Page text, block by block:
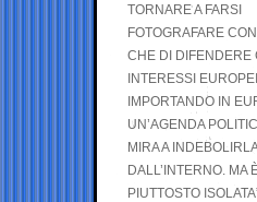
TORNARE A FARSI
FOTOGRAFARE
CHE DI DIFENDERE
INTERESSI
IMPORTANDO IN
UN’AGENDA
MIRA A INDEBOLIRLA
DALL’INTERNO. MA
PIUTTOSTO